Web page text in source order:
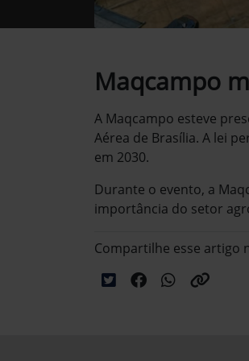
Maqcampo
A Maqcampo esteve
Aérea de Brasília. A lei
em 2030.
Durante o evento, a
importância do setor
Compartilhe esse artigo